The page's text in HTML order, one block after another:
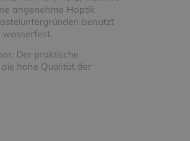
angenehme Haptik
benutzt
Der praktische
hohe Qualität der